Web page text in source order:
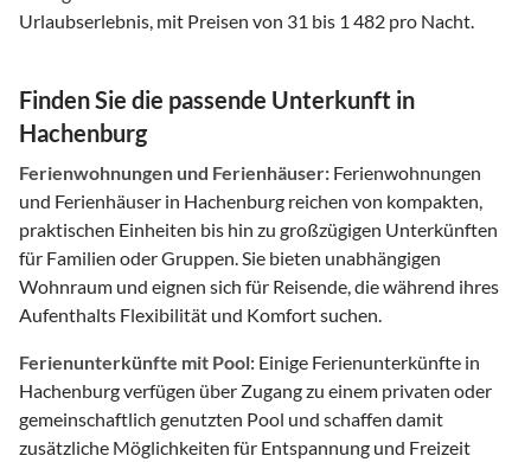
Urlaubserlebnis, mit Preisen von 31 bis 1 482 pro Nacht.
Finden Sie die passende Unterkunft in
Hachenburg
Ferienwohnungen und Ferienhäuser: Ferienwohnungen
und Ferienhäuser in Hachenburg reichen von kompakten,
praktischen Einheiten bis hin zu großzügigen Unterkünften
für Familien oder Gruppen. Sie bieten unabhängigen
Wohnraum und eignen sich für Reisende, die während ihres
Aufenthalts Flexibilität und Komfort suchen.
Ferienunterkünfte mit Pool: Einige Ferienunterkünfte in
Hachenburg verfügen über Zugang zu einem privaten oder
gemeinschaftlich genutzten Pool und schaffen damit
zusätzliche Möglichkeiten für Entspannung und Freizeit